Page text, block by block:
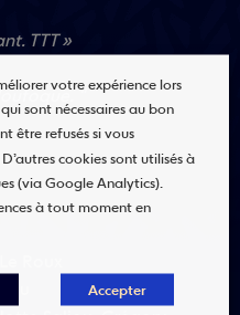
TTT »
"
votre expérience lors
sont nécessaires au bon
être refusés si vous
cookies sont utilisés à
(via Google Analytics).
à tout moment en
Accepter